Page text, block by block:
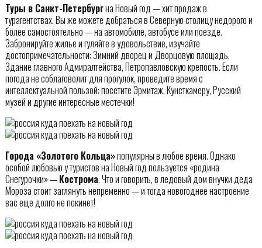
Туры в Санкт-Петербургна Новый год — хит продаж в
турагентствах. Вы же можете добраться в Северную столицу недорого и
более самостоятельно — на автомобиле, автобусе или поезде.
Забронируйте жилье и гуляйте в удовольствие, изучайте
достопримечательности: Зимний дворец и Дворцовую площадь,
Здание главного Адмиралтейства, Петропавловскую крепость. Если
погода не соблаговолит для прогулок, проведите время с
интеллектуальной пользой: посетите Эрмитаж, Кунсткамеру, Русский
музей и другие интересные местечки!
Города «Золотого Кольца»популярны в любое время. Однако
особой любовью у туристов на Новый год пользуется «родина
Снегурочки» —Кострома. Что и говорить, в ледовый дом внучки деда
Мороза стоит заглянуть непременно — и тогда новогоднее настроение
вас еще долго не покинет!